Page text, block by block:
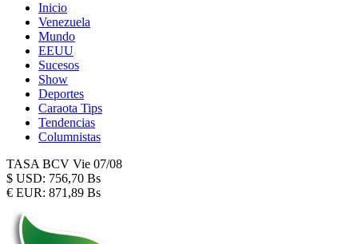
Inicio
Venezuela
Mundo
EEUU
Sucesos
Show
Deportes
Caraota Tips
Tendencias
Columnistas
TASA BCV Vie 07/08
$ USD: 756,70 Bs
€ EUR: 871,89 Bs